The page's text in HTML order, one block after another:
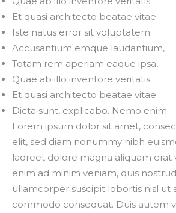
Et quasi architecto beatae vitae
Iste natus error sit voluptatem
Accusantium emque laudantium,
Totam rem aperiam eaque ipsa,
Quae ab illo inventore veritatis
Et quasi architecto beatae vitae
Dicta sunt, explicabo. Nemo enim
Lorem ipsum dolor sit amet,
elit, sed diam nonummy nibh
laoreet dolore magna aliquam erat
enim ad minim veniam, quis
ullamcorper suscipit lobortis nisl ut
commodo consequat. Duis autem